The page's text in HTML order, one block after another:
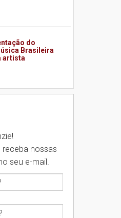
do
Brasileira
artista
Mackenzie
desafios
em
nossas
seu e-mail.